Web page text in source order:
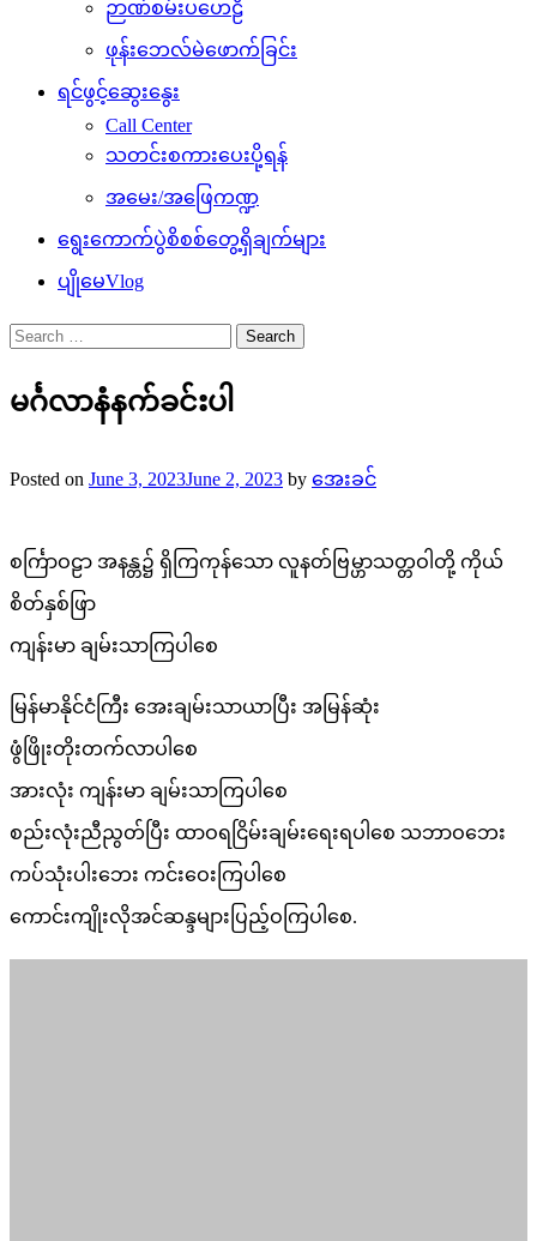
ဉာဏ်စမ်းပဟေဠိ
ဖုန်းဘေလ်မဲဖောက်ခြင်း
ရင်ဖွင့်ဆွေးနွေး
Call Center
သတင်းစကားပေးပို့ရန်
အမေး/အဖြေကဏ္ဍ
ရွေးကောက်ပွဲစိစစ်တွေ့ရှိချက်များ
ပျိုမေVlog
Search
for:
မင်္ဂလာနံနက်ခင်းပါ
Posted on June 3, 2023June 2, 2023 by အေးခင်
စင်္ကြာဝဠာ အနန္တ၌ ရှိကြကုန်သော လူနတ်ဗြမ္ဟာသတ္တဝါတို့ ကိုယ်
စိတ်နှစ်ဖြာ
ကျန်းမာ ချမ်းသာကြပါစေ
မြန်မာနိုင်ငံကြီး အေးချမ်းသာယာပြီး အမြန်ဆုံး
ဖွံဖြိုးတိုးတက်လာပါစေ
အားလုံး ကျန်းမာ ချမ်းသာကြပါစေ
စည်းလုံးညီညွတ်ပြီး ထာဝရငြိမ်းချမ်းရေးရပါစေ သဘာဝဘေး
ကပ်သုံးပါးဘေး ကင်းဝေးကြပါစေ
ကောင်းကျိုးလိုအင်ဆန္ဒများပြည့်ဝကြပါစေ.